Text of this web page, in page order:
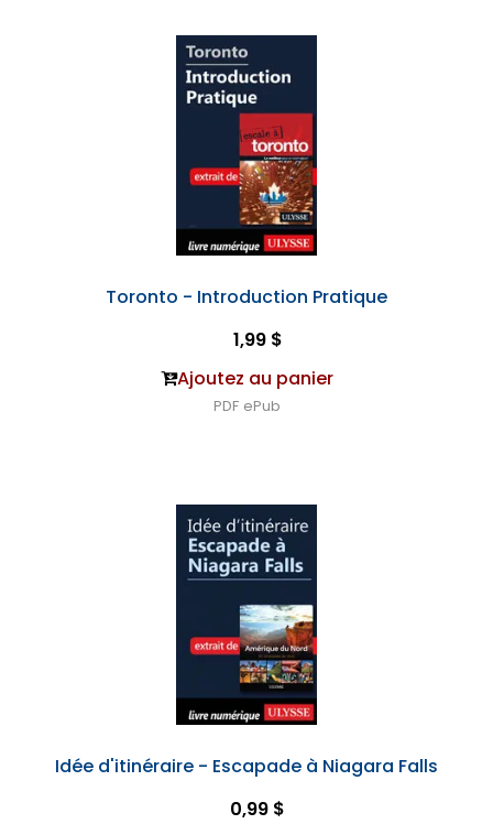
Toronto - Introduction Pratique
1,99 $
Ajoutez au panier
PDF ePub
Idée d'itinéraire - Escapade à Niagara Falls
0,99 $